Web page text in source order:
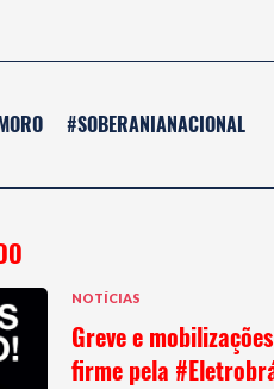
#SOBERANIANACIONAL
NOTÍCIAS
Greve e
firme pela